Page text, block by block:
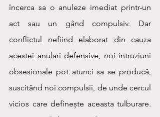
încerca sa o anuleze imediat printr-un
act sau un gând compulsiv. Dar
conflictul nefiind elaborat din cauza
acestei anulari defensive, noi intruziuni
obsesionale pot atunci sa se producă,
suscitând noi compulsii, de unde cercul
vicios care definește aceasta tulburare.